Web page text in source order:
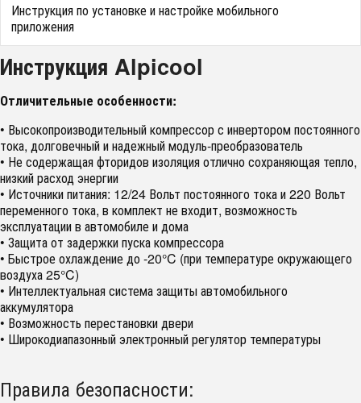
Инструкция по установке и настройке мобильного
приложения
Инструкция Alpicool
Отличительные особенности:
• Высокопроизводительный компрессор с инвертором постоянного
тока, долговечный и надежный модуль-преобразователь
• Не содержащая фторидов изоляция отлично сохраняющая тепло,
низкий расход энергии
• Источники питания: 12/24 Вольт постоянного тока и 220 Вольт
переменного тока, в комплект не входит, возможность
эксплуатации в автомобиле и дома
• Защита от задержки пуска компрессора
• Быстрое охлаждение до -20°C (при температуре окружающего
воздуха 25°C)
• Интеллектуальная система защиты автомобильного
аккумулятора
• Возможность перестановки двери
• Широкодиапазонный электронный регулятор температуры
Правила безопасности: